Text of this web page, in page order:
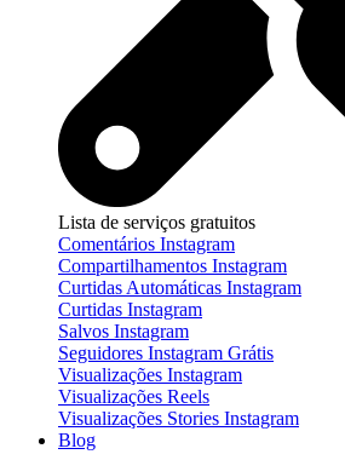
Lista de serviços gratuitos
Comentários Instagram
Compartilhamentos Instagram
Curtidas Automáticas Instagram
Curtidas Instagram
Salvos Instagram
Seguidores Instagram Grátis
Visualizações Instagram
Visualizações Reels
Visualizações Stories Instagram
Blog